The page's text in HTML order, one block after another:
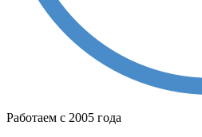
Работаем с 2005 года